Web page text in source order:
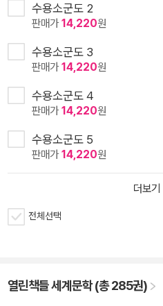
수용소군도 2
판매가14,220원
수용소군도 3
판매가14,220원
수용소군도 4
판매가14,220원
수용소군도 5
판매가14,220원
더보기
전체선택
열린책들 세계문학 (총 285권)